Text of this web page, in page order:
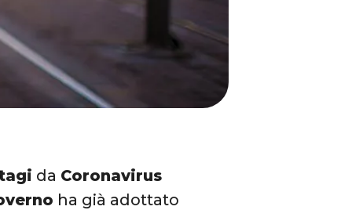
da Coronavirus
ha già adottato